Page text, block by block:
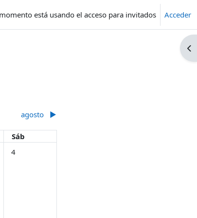
está usando el acceso para invitados Acceder
agosto ▶︎
Sábado
Sáb
3 julio
Sin eventos, sábado, 4 julio
4